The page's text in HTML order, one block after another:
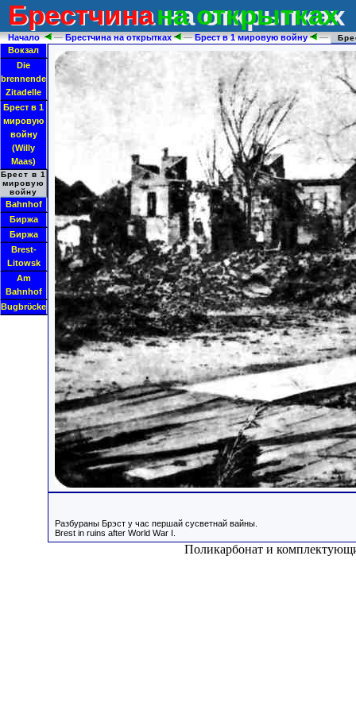
Брестчинана открытках
Брестчина на открытках
Начало —Брестчина на открытках —Брест в 1 мировую войну —
Вокзал
Die
brennende
Zitadelle
Брест в 1
мировую
войну
(Willy
Maas)
Брест в 1
мировую
войну
Bahnhof
Биржа
Биржа
Brest-
Litowsk
Am
Bahnhof
Bugbrϋcke
Разбураны Брэст у час першай сусветнай вайны.
Brest in ruins after World War I.
Поликарбонат и